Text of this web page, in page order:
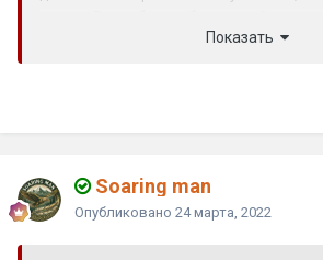
остатка на счете PayPal как можно скорее.
Показать
Soaring man
Опубликовано 24 марта, 2022